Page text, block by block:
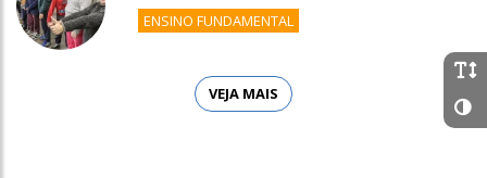
ENSINO FUNDAMENTAL
VEJA MAIS